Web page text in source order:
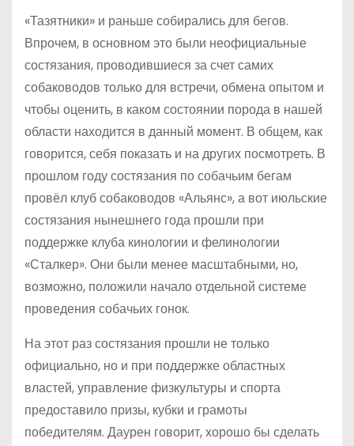
«Тазятники» и раньше собирались для бегов.
Впрочем, в основном это были неофициальные
состязания, проводившиеся за счет самих
собаководов только для встречи, обмена опытом и
чтобы оценить, в каком состоянии порода в нашей
области находится в данный момент. В общем, как
говорится, себя показать и на других посмотреть. В
прошлом году состязания по собачьим бегам
провёл клуб собаководов «Альянс», а вот июльские
состязания нынешнего года прошли при
поддержке клуба кинологии и фелинологии
«Сталкер». Они были менее масштабными, но,
возможно, положили начало отдельной системе
проведения собачьих гонок.
На этот раз состязания прошли не только
официально, но и при поддержке областных
властей, управление физкультуры и спорта
предоставило призы, кубки и грамоты
победителям. Даурен говорит, хорошо бы сделать